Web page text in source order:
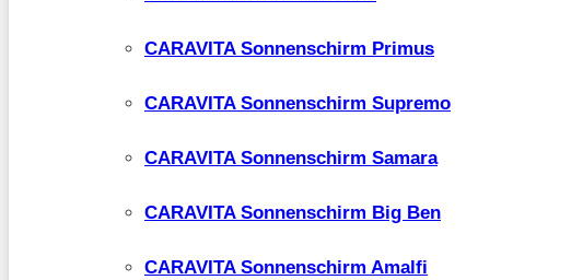
CARAVITA Sonnenschirm Primus
CARAVITA Sonnenschirm Supremo
CARAVITA Sonnenschirm Samara
CARAVITA Sonnenschirm Big Ben
CARAVITA Sonnenschirm Amalfi